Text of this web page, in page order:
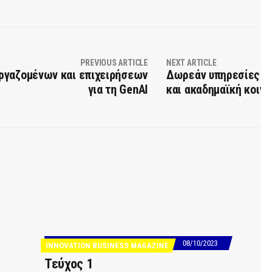
PREVIOUS ARTICLE
και επιχειρήσεων
για τη GenΑΙ
NEXT ARTICLE
Δωρεάν
και ακαδημαϊκή
INNOVATION BUSINESS MAGAZINE 08/10/2023
Τεύχος 1